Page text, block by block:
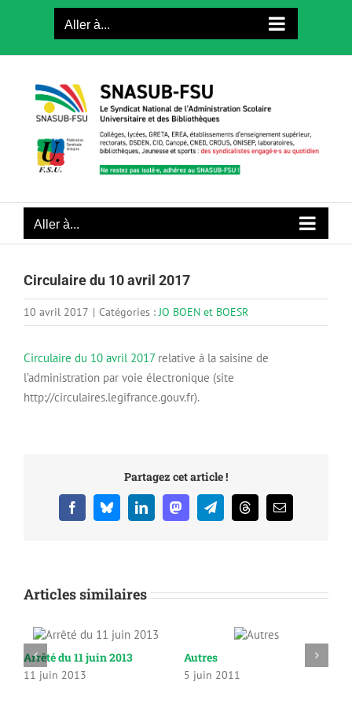
Aller à...
Aller à...
Circulaire du 10 avril 2017
10 avril 2017 | Catégories : JO BOEN et BOESR
Circulaire du 10 avril 2017 relative à la saisine de
l’administration par voie électronique (site
http://circulaires.legifrance.gouv.fr).
Partagez cet article !
FacebookBlueskyLinkedInMastodonTelegramThreadsEmail
Articles similaires
Arrêté du 11 juin 2013
11 juin 2013
Autres
5 juin 2011